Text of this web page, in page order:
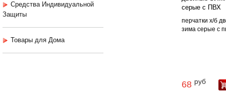
Средства Индивидуальной
Защиты
Товары для Дома
перчатки х/б
зима серые с
68 руб